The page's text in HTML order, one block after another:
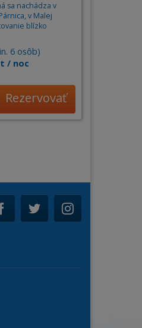
sa nachádza v
v Malej
blízko
6 osôb)
/ noc
Rezervovať